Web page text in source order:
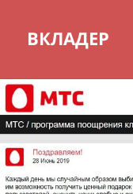
ВКЛАДЕР